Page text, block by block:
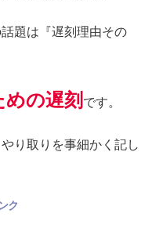
題は『遅刻理由その
の遅刻 です。
り取りを事細かく記し
ク